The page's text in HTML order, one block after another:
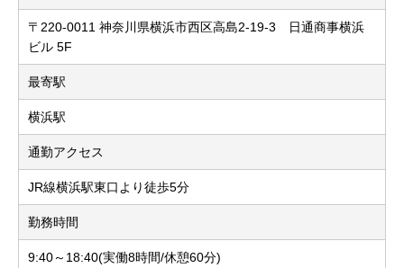
〒220-0011 神奈川県横浜市西区高島2-19-3 日通商事横浜
ビル 5F
最寄駅
横浜駅
通勤アクセス
JR線横浜駅東口より徒歩5分
勤務時間
9:40～18:40(実働8時間/休憩60分)